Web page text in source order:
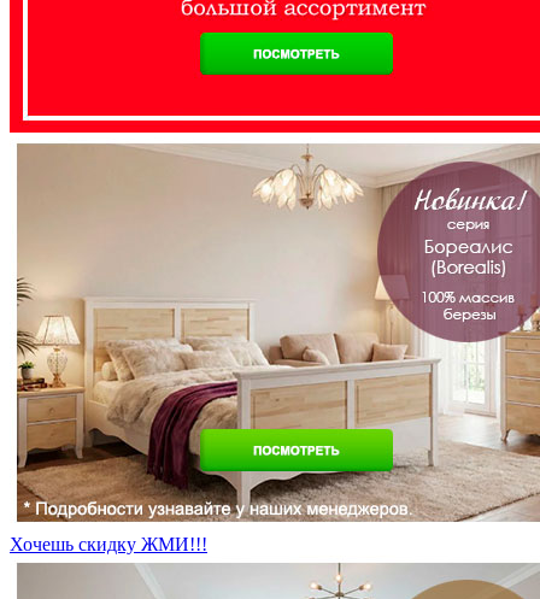
Хочешь скидку ЖМИ!!!